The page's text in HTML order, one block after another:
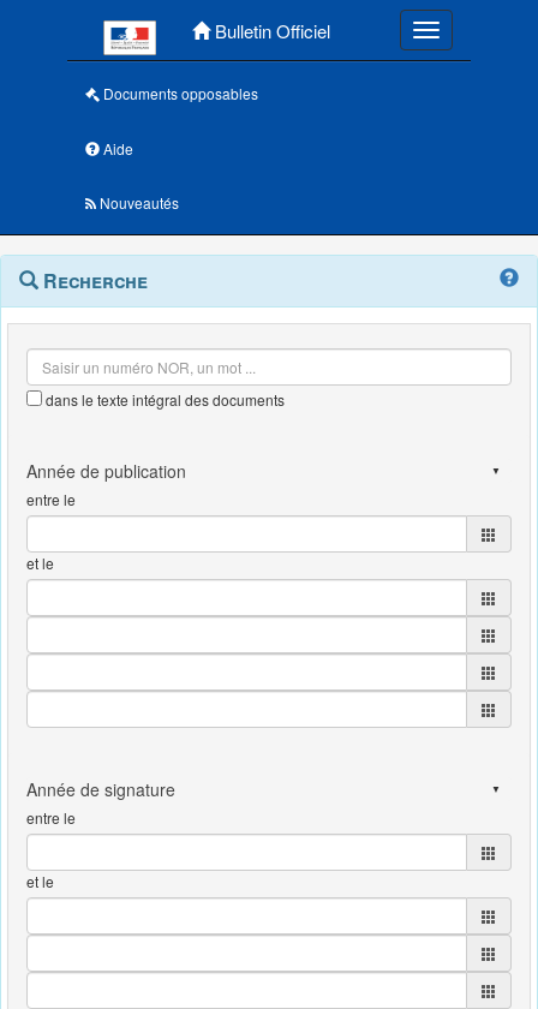
Bulletin Officiel Toggle
Documents opposables
Aide
Nouveautés
Navigation
outils
Menu
contextuel
Recherche
dans le texte intégral des documents
entre le
et le
entre le
et le